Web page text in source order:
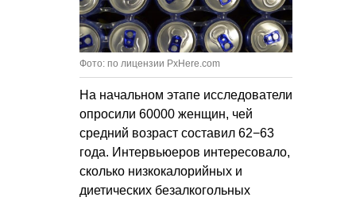
Фото: по лицензии PxHere.com
На начальном этапе исследователи
опросили 60000 женщин, чей
средний возраст составил 62−63
года. Интервьюеров интересовало,
сколько низкокалорийных и
диетических безалкогольных